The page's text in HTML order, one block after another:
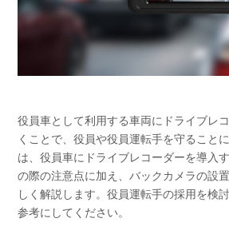
役員車として利用する車両にドライブレ
くことで、役員や役員運転手を守ること
は、役員車にドライブレコーダーを導入
の際の注意点に加え、バックカメラの設
しく解説します。役員運転手の採用を検
参考にしてください。